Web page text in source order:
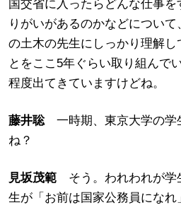
国交省に入ったらどんな仕事
りがいがあるのかなどについ
の土木の先生にしっかり理解し
とをここ5年ぐらい取り組んで
程度出てきていますけどね。
藤井聡一時期、東京大学の学
ね？
見坂茂範 そう。われわれが学
生が「お前は国家公務員になれ